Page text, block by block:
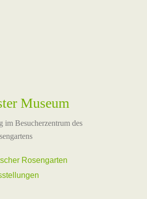
Museum
im Besucherzentrum des
Rosengarten